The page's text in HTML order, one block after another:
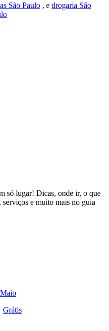
São Paulo , e drogaria São
só lugar! Dicas, onde ir, o que
serviços e muito mais no guia
Grátis